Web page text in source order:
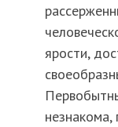
ярости,